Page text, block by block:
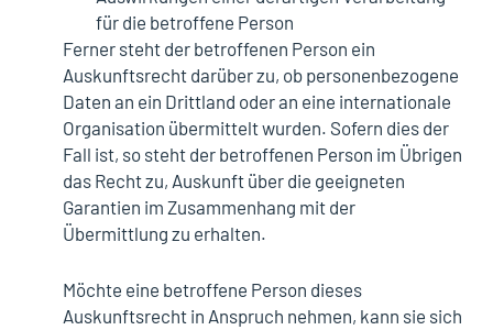
für die betroffene Person
Ferner steht der betroffenen Person ein
Auskunftsrecht darüber zu, ob personenbezogene
Daten an ein Drittland oder an eine internationale
Organisation übermittelt wurden. Sofern dies der
Fall ist, so steht der betroffenen Person im Übrigen
das Recht zu, Auskunft über die geeigneten
Garantien im Zusammenhang mit der
Übermittlung zu erhalten.
Möchte eine betroffene Person dieses
Auskunftsrecht in Anspruch nehmen, kann sie sich